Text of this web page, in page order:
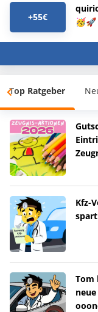
+55€
🥳🚀
Top Ratgeber
Kfz-
Tom